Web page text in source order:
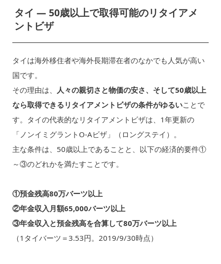
タイ ― 50歳以上で取得可能のリタイアメ
ントビザ
タイは海外移住者や海外長期滞在者のなかでも人気が高い
国です。
その理由は、
人々の親切さと物価の安さ、そして50歳以上
なら取得できるリタイアメントビザの条件がゆるいことで
す。タイの代表的なリタイアメントビザは、1年更新の
「ノンイミグラントO-Aビザ」（ロングステイ）。
主な条件は、50歳以上であることと、以下の経済的要件①
～③のどれかを満たすことです。
①預金残高80万バーツ以上
②年金収入月額65,000バーツ以上
③年金収入と預金残高を合算して80万バーツ以上
（1タイバーツ＝3.53円。2019/9/30時点）